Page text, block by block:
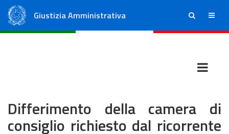
Giustizia Amministrativa ricerca menu
Differimento della camera di
consiglio richiesto dal ricorrente